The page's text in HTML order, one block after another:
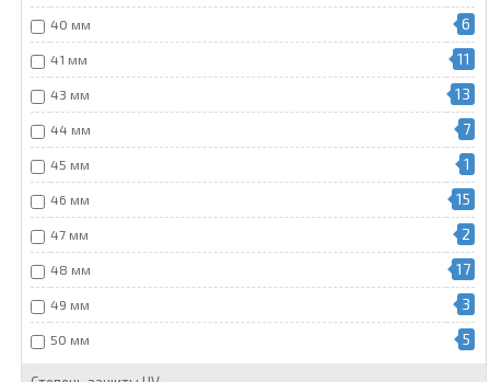
40 мм 6
41 мм 11
43 мм 13
44 мм 7
45 мм 1
46 мм 15
47 мм 2
48 мм 17
49 мм 3
50 мм 5